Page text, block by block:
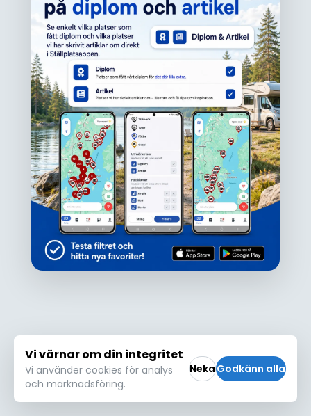
Ojdå!
Den här platsen hittades inte eller kunde
inte läsas in korrekt. Vänligen försök igen
Försök igen
Vi värnar om din integritet
Vi använder cookies för analys
och marknadsföring.
NekaGodkänn alla